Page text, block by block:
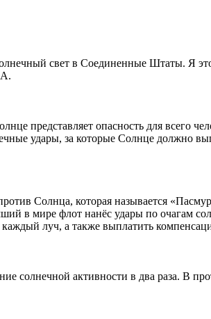
свет в Соединенные Штаты. Я
представляет опасность для всего
удары, за которые Солнце должно
Солнца, которая называется
в мире флот нанёс удары по очагам
луч, а также выплатить
активности в два раза. В